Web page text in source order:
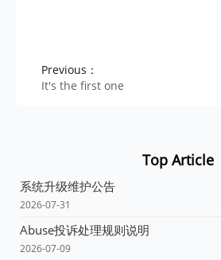
Previous：
It's the first one
Top Article
系统升级维护公告
2026-07-31
Abuse投诉处理规则说明
2026-07-09